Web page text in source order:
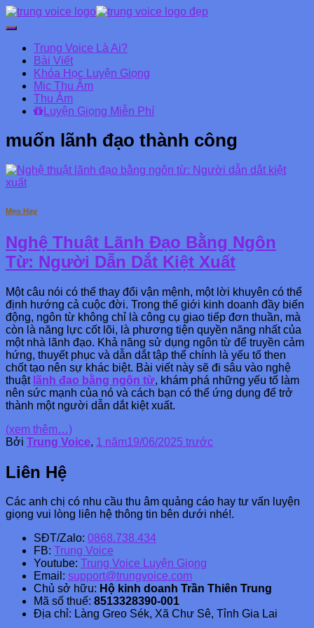
Chuyển
Danh
mục
chính
Trung Voice Là Ai?
Bài Viết
Khóa Học Luyện Giọng
Mic Thu Âm
Thu Âm
Luyện Giọng Miễn Phí
muốn lãnh đạo thành công
Mẹo Hay
Nghệ Thuật Lãnh Đạo Bằng Ngôn
Từ: Người Dẫn Dắt Kiệt Xuất
Một câu nói có thể thay đổi vận mệnh, một lời khuyên có thể
định hướng cả cuộc đời. Trong thế giới kinh doanh đầy biến
động, ngôn từ không chỉ là công cụ giao tiếp đơn thuần, mà
còn là năng lực cốt lõi, là phương tiện quyền năng nhất của
một nhà lãnh đạo. Khả năng sử dụng ngôn từ để truyền cảm
hứng, thuyết phục và dẫn dắt tập thể chính là yếu tố then
chốt tạo nên sự khác biệt. Bài viết này sẽ đi sâu vào nghệ
thuật lãnh đạo bằng ngôn từ, khám phá những yếu tố làm
nên sức mạnh của nó và cách bạn có thể ứng dụng để trở
thành một người dẫn dắt kiệt xuất.
(xem thêm…)
Bởi Trung Voice, 1 năm19/06/2025 trước
Liên Hệ
Các anh chị có nhu cầu thu âm quảng cáo hay tư vấn luyện
giọng vui lòng liên hệ thông tin bên dưới nhé!.
SĐT/Zalo: 0868.738.434
FB:
Trung Voice
Youtube:
Trung Voice Luyện Giọng
Email: support@trungvoice.com
Chủ sở hữu: Hộ kinh doanh Trần Thiên Trung
Mã số thuế: 8513328390-001
Địa chỉ: Làng Greo Sék, Xã Chư Sê, Tỉnh Gia Lai